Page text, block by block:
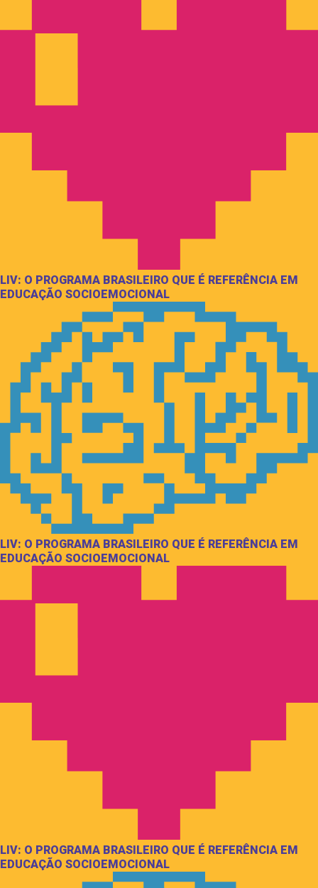
LIV: O PROGRAMA BRASILEIRO QUE É REFERÊNCIA EM
EDUCAÇÃO SOCIOEMOCIONAL
LIV: O PROGRAMA BRASILEIRO QUE É REFERÊNCIA EM
EDUCAÇÃO SOCIOEMOCIONAL
LIV: O PROGRAMA BRASILEIRO QUE É REFERÊNCIA EM
EDUCAÇÃO SOCIOEMOCIONAL